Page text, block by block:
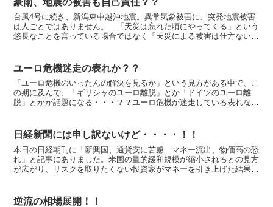
台風4号に続き、新潟東中越沖地震。異常気象被害に、突発地震被害
は人ごとではありません。 「天災は忘れた頃にやってくる」という
悠長なことを言っている場合ではなく「天災による被害は仕方ない」
ユーロ危機迷走の表れか？？
「ユーロ危機のいったんの解決を見るか」という見方がある中で、こ
の期に及んで、「ギリシャのユーロ離脱」とか「ドイツのユーロ離
脱」とかが話題になる・・・？？ユーロ危機が迷走している表れなの
日経新聞には申し訳ないけど・・・・！！
本日の日経朝刊に「新興国、通貨安に苦慮 マネー流出、物価高の恐
れ」と記事にありました。米国の量的緩和規模が縮小されるとの見方
が広がり、リスクを取りたくない投資家がマネーを引き上げた結果、
逆流の相場展開！！